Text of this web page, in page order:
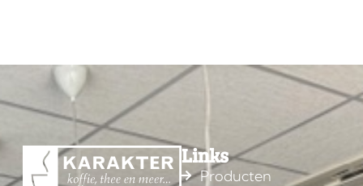
Links
Producten